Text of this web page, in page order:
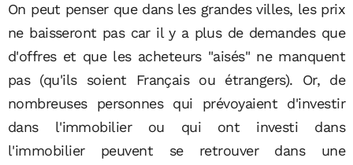
On peut penser que dans les grandes villes, les prix
ne baisseront pas car il y a plus de demandes que
d'offres et que les acheteurs "aisés" ne manquent
pas (qu'ils soient Français ou étrangers). Or, de
nombreuses personnes qui prévoyaient d'investir
dans l'immobilier ou qui ont investi dans
l'immobilier peuvent se retrouver dans une